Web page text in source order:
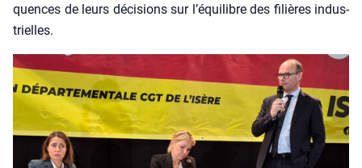
quences de leurs déci­sions sur l’équilibre des filières indus­
trielles.